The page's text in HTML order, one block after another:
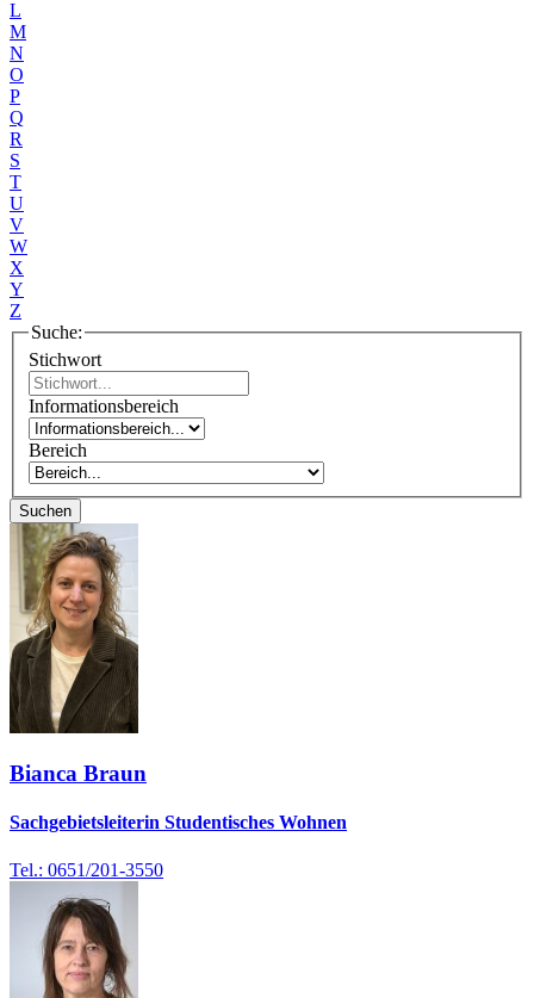
L
M
N
O
P
Q
R
S
T
U
V
W
X
Y
Z
Suche:
Stichwort
Informationsbereich
Bereich
Suchen
Bianca Braun
Sachgebietsleiterin Studentisches Wohnen
Tel.: 0651/201-3550